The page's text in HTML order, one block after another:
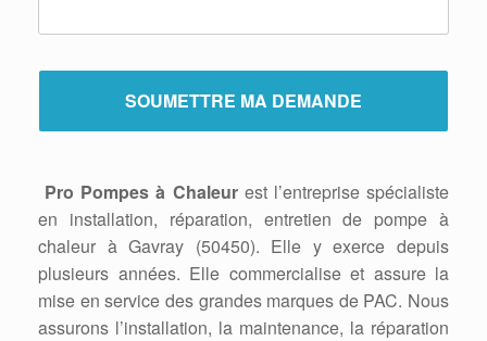
Pro Pompes à Chaleurest l’entreprise spécialiste
en installation, réparation, entretien de pompe à
chaleur à Gavray (50450). Elle y exerce depuis
plusieurs années. Elle commercialise et assure la
mise en service des grandes marques de PAC. Nous
assurons l’installation, la maintenance, la réparation